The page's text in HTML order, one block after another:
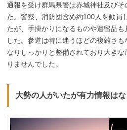
通報を受け群馬県警は赤城神社及び
た。警察、消防団含め約100人を動員
たが、手掛かりになるものや遺留品
した。参道は特に迷うほどの複雑さ
なりしっかりと整備されており大き
りませんでした。
大勢の人がいたが有力情報はな